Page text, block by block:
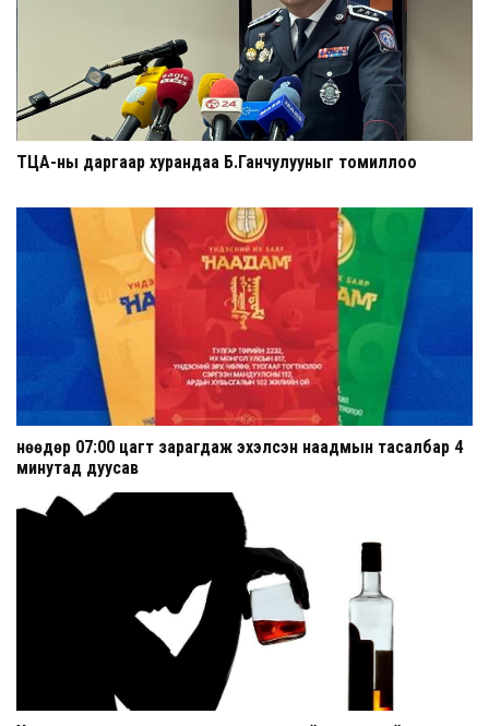
ТЦА-ны даргаар хурандаа Б.Ганчулууныг томиллоо
Өнөөдөр 07:00 цагт зарагдаж эхэлсэн наадмын тасалбар 4
минутад дуусав